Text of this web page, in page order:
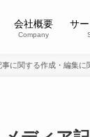
会社概要
Company
サ
に関する作成・編集